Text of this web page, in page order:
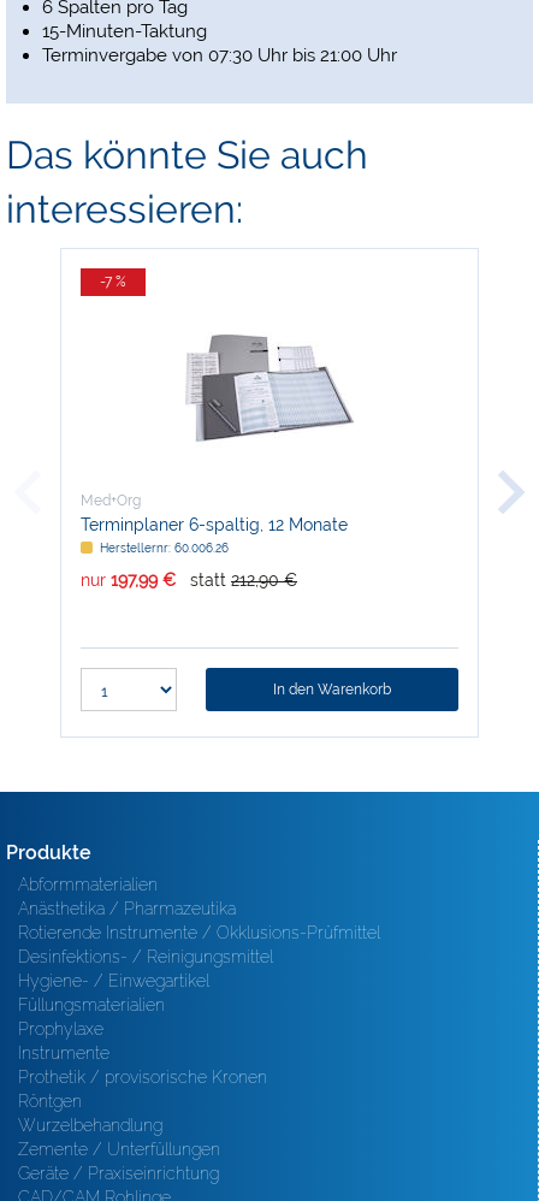
6 Spalten pro Tag
15-Minuten-Taktung
Terminvergabe von 07:30 Uhr bis 21:00 Uhr
Das könnte Sie auch
interessieren:
-7 %
Med+Org
Terminplaner 6-spaltig, 12 Monate
Herstellernr: 60.006.26
nur 197,99 € statt 212,90 €
In den Warenkorb
Produkte
Abformmaterialien
Anästhetika / Pharmazeutika
Rotierende Instrumente / Okklusions-Prüfmittel
Desinfektions- / Reinigungsmittel
Hygiene- / Einwegartikel
Füllungsmaterialien
Prophylaxe
Instrumente
Prothetik / provisorische Kronen
Röntgen
Wurzelbehandlung
Zemente / Unterfüllungen
Geräte / Praxiseinrichtung